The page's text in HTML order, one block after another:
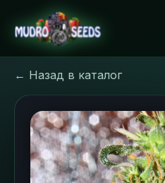
← Назад в каталог